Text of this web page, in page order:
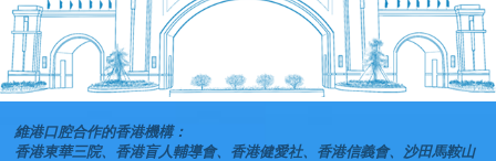
維港口腔合作的香港機構：
香港東華三院、香港盲人輔導會、香港健愛社、香港信義會、沙田馬鞍山